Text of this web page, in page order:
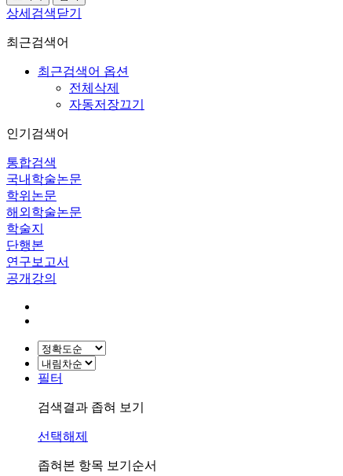
상세검색닫기
최근검색어
최근검색어 옵션
전체삭제
자동저장끄기
인기검색어
통합검색
국내학술논문
학위논문
해외학술논문
학술지
단행본
연구보고서
공개강의
필터
검색결과 좁혀 보기
선택해제
좁혀본 항목 보기순서